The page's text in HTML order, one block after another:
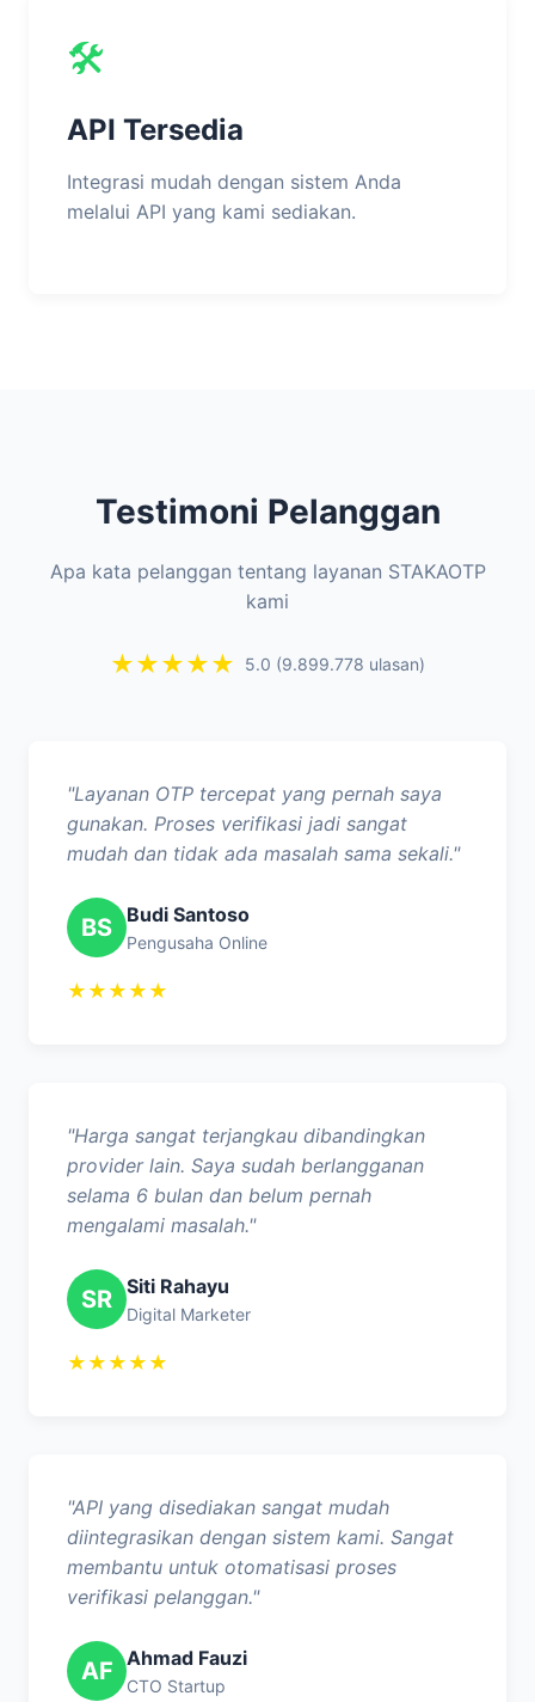
🛠️
API Tersedia
Integrasi mudah dengan sistem Anda
melalui API yang kami sediakan.
Testimoni Pelanggan
Apa kata pelanggan tentang layanan STAKAOTP
kami
★★★★★ 5.0 (9.899.778 ulasan)
"Layanan OTP tercepat yang pernah saya
gunakan. Proses verifikasi jadi sangat
mudah dan tidak ada masalah sama sekali."
BS Budi Santoso
Pengusaha Online
★★★★★
"Harga sangat terjangkau dibandingkan
provider lain. Saya sudah berlangganan
selama 6 bulan dan belum pernah
mengalami masalah."
SR Siti Rahayu
Digital Marketer
★★★★★
"API yang disediakan sangat mudah
diintegrasikan dengan sistem kami. Sangat
membantu untuk otomatisasi proses
verifikasi pelanggan."
AF Ahmad Fauzi
CTO Startup